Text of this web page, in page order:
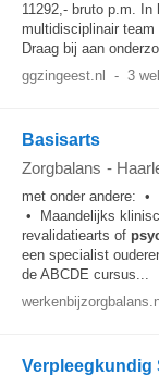
11292,- bruto p.m. In
multidisciplinair
Draag bij aan
ggzingeest.nl
- 3
Basisarts
Zorgbalans -
met onder andere: •
• Maandelijks
revalidatiearts of
een specialist
de ABCDE cursus...
Verpleegkundig